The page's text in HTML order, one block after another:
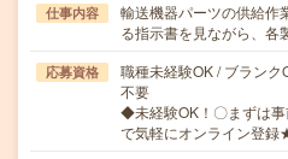
仕事内容
輸送機器パーツの供給作
る指示書を見ながら、
応募資格
職種未経験OK / ブラン
不要
◆未経験OK！〇まずは
で気軽にオンライン登